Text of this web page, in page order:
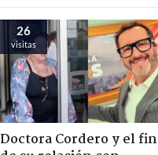
26
visitas
Doctora Cordero y el fin